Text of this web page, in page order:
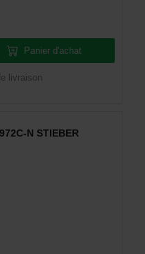
Panier d'achat
livraison
N STIEBER